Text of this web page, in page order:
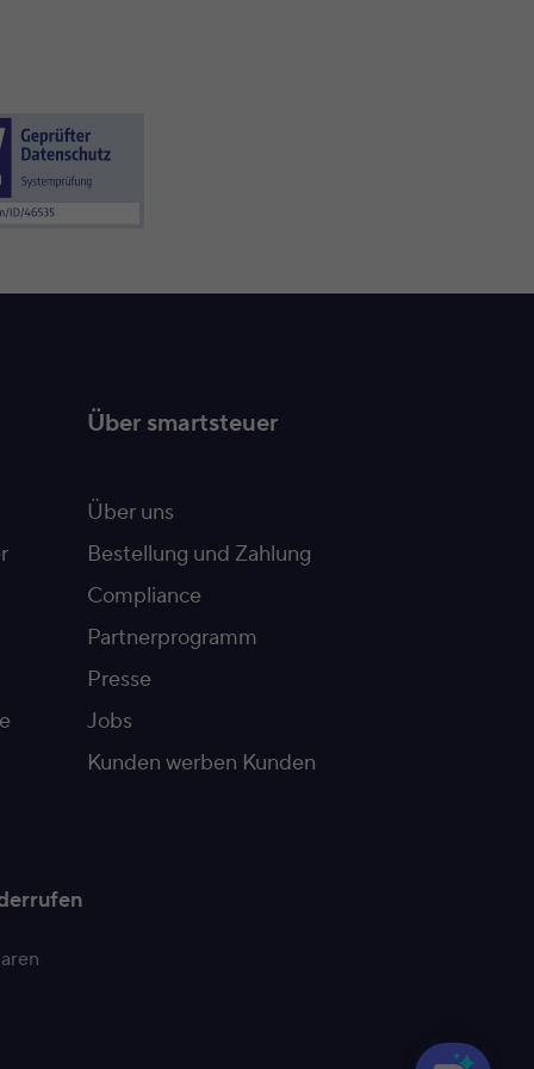
Über smartsteuer
Über uns
Bestellung und Zahlung
Compliance
Partnerprogramm
Presse
Jobs
Kunden werben Kunden